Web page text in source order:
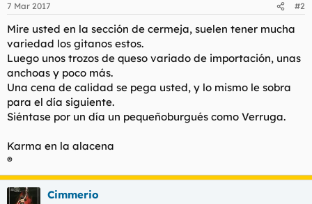
7 Mar 2017 #2
Mire usted en la sección de cermeja, suelen tener mucha
variedad los gitanos estos.
Luego unos trozos de queso variado de importación, unas
anchoas y poco más.
Una cena de calidad se pega usted, y lo mismo le sobra
para el día siguiente.
Siéntase por un día un pequeñoburgués como Verruga.
Karma en la alacena
®
Cimmerio